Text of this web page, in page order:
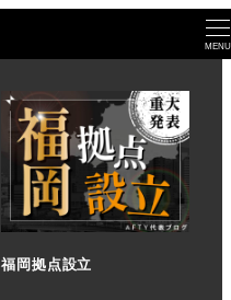
MENU
福岡拠点設立